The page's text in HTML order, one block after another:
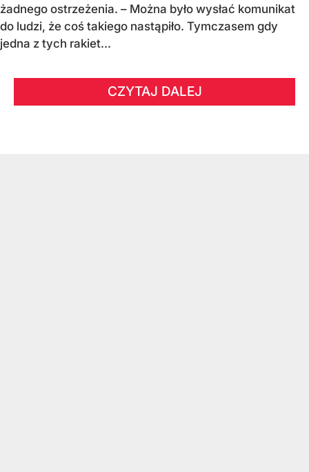
żadnego ostrzeżenia. – Można było wysłać komunikat
do ludzi, że coś takiego nastąpiło. Tymczasem gdy
jedna z tych rakiet...
CZYTAJ DALEJ